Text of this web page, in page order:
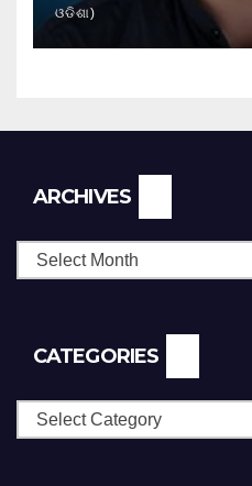
ଓଡିଶା)
ARCHIVES
CATEGORIES
Categories